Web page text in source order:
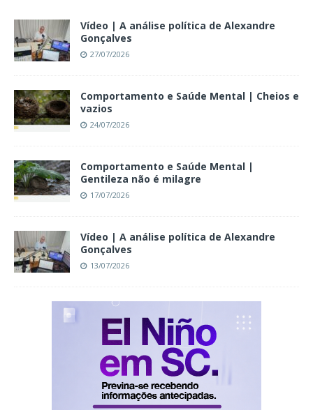
Vídeo | A análise política de Alexandre
Gonçalves
27/07/2026
Comportamento e Saúde Mental | Cheios e
vazios
24/07/2026
Comportamento e Saúde Mental |
Gentileza não é milagre
17/07/2026
Vídeo | A análise política de Alexandre
Gonçalves
13/07/2026